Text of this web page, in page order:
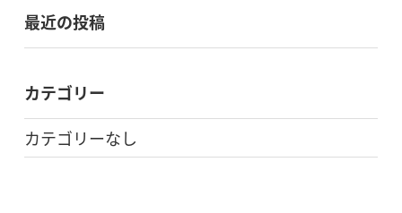
最近の投稿
カテゴリー
カテゴリーなし